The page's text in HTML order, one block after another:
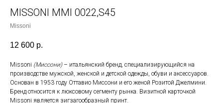
MISSONI MMI 0022,S45
Missoni
12 600 р.
Missoni (Миссони)– итальянский бренд, специализирующийся на
производстве мужской, женской и детской одежды, обуви и аксессуаров.
Основан в 1953 году Оттавио Миссони и его женой Розитой Джелмини.
Бренд относится к люксовому сегменту рынка. Визитной карточкой
Missoni является зигзагообразный принт.